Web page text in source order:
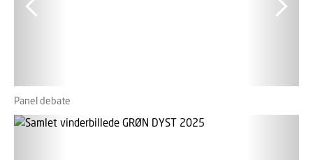
Panel debate